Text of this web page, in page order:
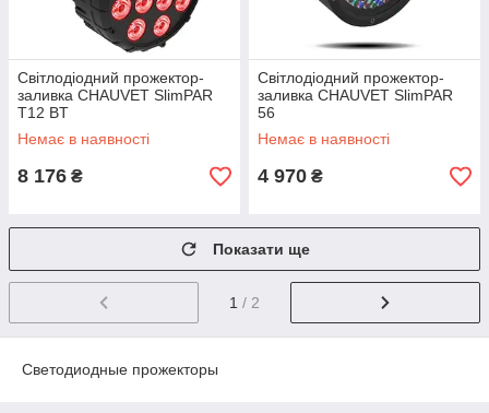
Світлодіодний прожектор-
заливка CHAUVET SlimPAR
T12 BT
Немає в наявності
8 176 ₴
Світлодіодний прожектор-
заливка CHAUVET SlimPAR
56
Немає в наявності
4 970 ₴
Показати ще
1 / 2
Светодиодные прожекторы